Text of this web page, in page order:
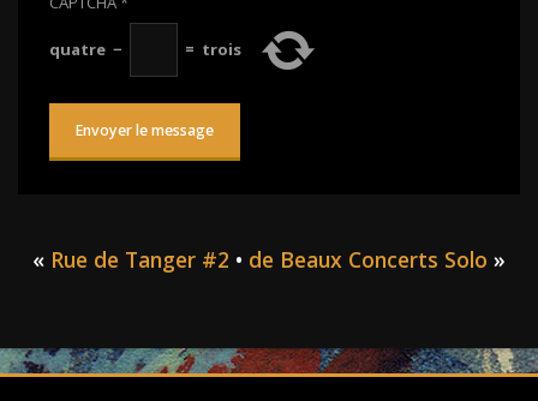
quatre − = trois
« Rue de Tanger #2 • de Beaux Concerts Solo »